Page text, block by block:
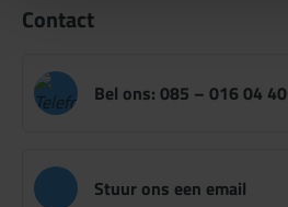
Contact
Bel ons: 085 – 016 04 40
Stuur ons een email